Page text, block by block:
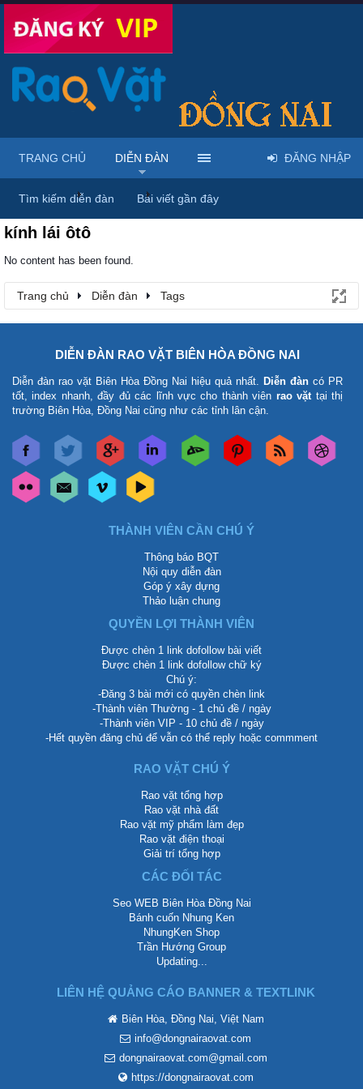
Trang chủ Diễn đàn Tags
kính lái ôtô
No content has been found.
Trang chủ Diễn đàn Tags
TRANG CHỦ DIỄN ĐÀN
Tìm kiếm diễn đàn Bài viết gần đây
ĐĂNG NHẬP
DIỄN ĐÀN RAO VẶT BIÊN HÒA ĐỒNG NAI
Diễn đàn rao vặt Biên Hòa Đồng Nai hiệu quả nhất. Diễn đàn có PR
tốt, index nhanh, đầy đủ các lĩnh vực cho thành viên rao vặttại thị
trường Biên Hòa, Đồng Nai cũng như các tỉnh lân cận.
THÀNH VIÊN CẦN CHÚ Ý
Thông báo BQT
Nội quy diễn đàn
Góp ý xây dựng
Thảo luận chung
QUYỀN LỢI THÀNH VIÊN
Được chèn 1 link dofollow bài viết
Được chèn 1 link dofollow chữ ký
Chú ý:
-Đăng 3 bài mới có quyền chèn link
-Thành viên Thường - 1 chủ đề / ngày
-Thành viên VIP - 10 chủ đề / ngày
-Hết quyền đăng chủ để vẫn có thể reply hoặc commment
RAO VẶT CHÚ Ý
Rao vặt tổng hợp
Rao vặt nhà đất
Rao vặt mỹ phẩm làm đẹp
Rao vặt điện thoại
Giải trí tổng hợp
CÁC ĐỐI TÁC
Seo WEB Biên Hòa Đồng Nai
Bánh cuốn Nhung Ken
NhungKen Shop
Trần Hướng Group
Updating...
LIÊN HỆ QUẢNG CÁO BANNER & TEXTLINK
Biên Hòa, Đồng Nai, Việt Nam
info@dongnairaovat.com
dongnairaovat.com@gmail.com
https://dongnairaovat.com